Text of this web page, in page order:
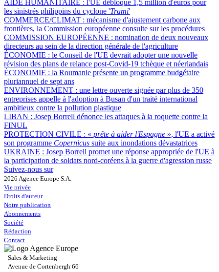
AIDE HUMANITAIRE : l'UE débloque 1,5 million d'euros pour
les sinistrés philippins du cyclone 'Trami'
COMMERCE/CLIMAT : mécanisme d'ajustement carbone aux
frontières, la Commission européenne consulte sur les procédures
COMMISSION EUROPÉENNE : nomination de deux nouveaux
directeurs au sein de la direction générale de l'agriculture
ÉCONOMIE : le Conseil de l'UE devrait adopter une nouvelle
révision des plans de relance post-Covid-19 tchèque et néerlandais
ÉCONOMIE : la Roumanie présente un programme budgétaire
pluriannuel de sept ans
ENVIRONNEMENT : une lettre ouverte signée par plus de 350
entreprises appelle à l'adoption à Busan d'un traité international
ambitieux contre la pollution plastique
LIBAN : Josep Borrell dénonce les attaques à la roquette contre la
FINUL
PROTECTION CIVILE : « prête à aider l'Espagne », l'UE a activé
son programme Copernicus suite aux inondations dévastatrices
UKRAINE : Josep Borrell promet une réponse appropriée de l'UE à
la participation de soldats nord-coréens à la guerre d'agression russe
Suivez-nous sur
2026 Agence Europe S.A.
Vie privée
Droits d'auteur
Notre publication
Abonnements
Société
Rédaction
Contact
Sales & Marketing
Avenue de Cortenbergh 66